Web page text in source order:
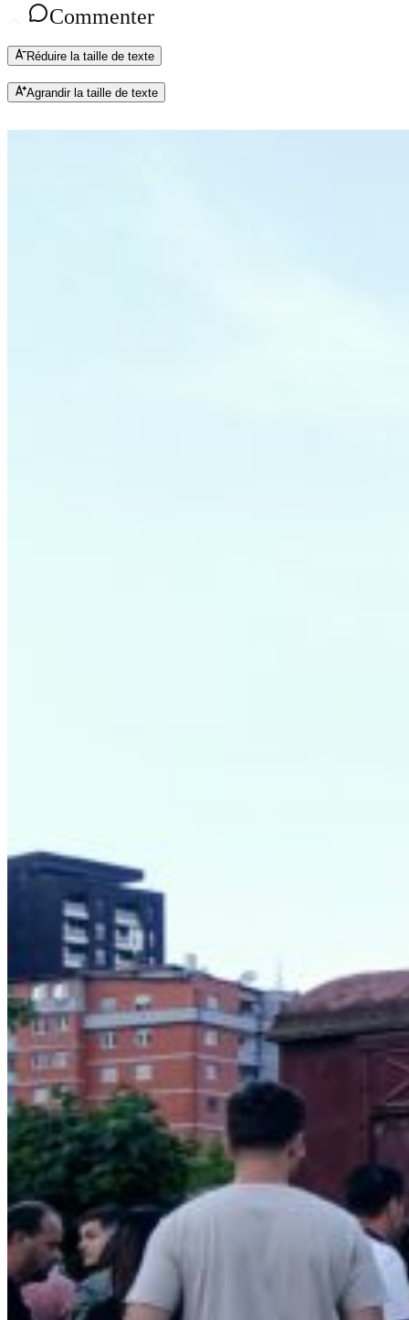
Commenter
Réduire la taille de texte
Agrandir la taille de texte